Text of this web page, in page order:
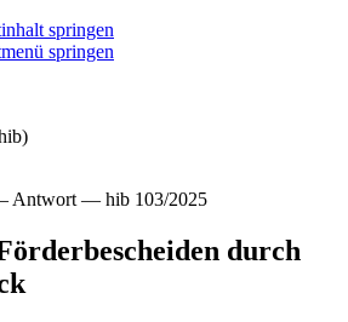
springen
springen
Antwort — hib 103/2025
durch